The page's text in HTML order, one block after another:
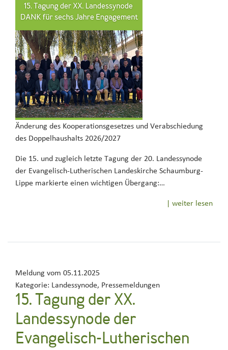
Änderung des Kooperationsgesetzes und Verabschiedung
des Doppelhaushalts 2026/2027
Die 15. und zugleich letzte Tagung der 20. Landessynode
der Evangelisch-Lutherischen Landeskirche Schaumburg-
Lippe markierte einen wichtigen Übergang:…
| weiter lesen
Meldung vom 05.11.2025
Kategorie: Landessynode, Pressemeldungen
15. Tagung der XX.
Landessynode der
Evangelisch-Lutherischen